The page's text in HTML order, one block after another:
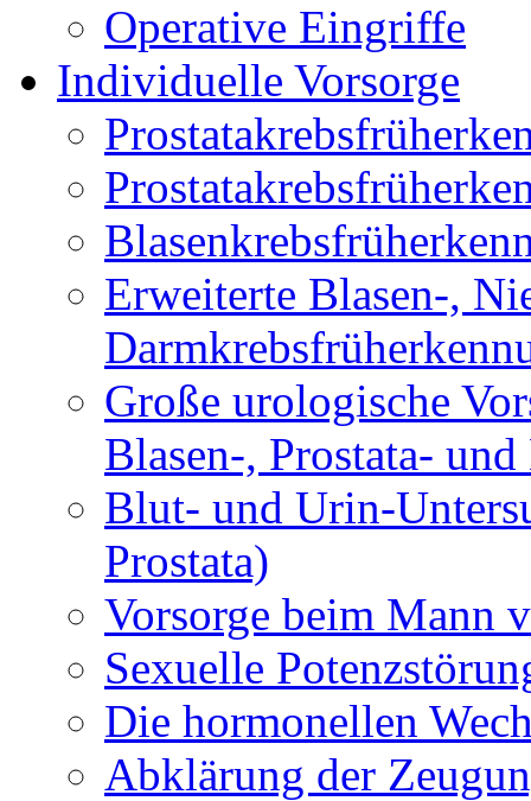
Operative Eingriffe
Individuelle Vorsorge
Erweiterte Blasen-,
Große urologische
Blasen-, Prostata-
Blut- und Urin-
Prostata)
Vorsorge beim Mann
Sexuelle
Die hormonellen
Abklärung der